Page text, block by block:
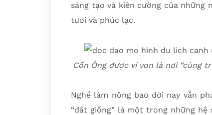
sáng tạo và kiên cường của những
tươi và phúc lạc.
Cồn Ông được ví von là nơi “cùng
Nghề làm nông bao đời nay vẫn
“đất giồng” là một trong những